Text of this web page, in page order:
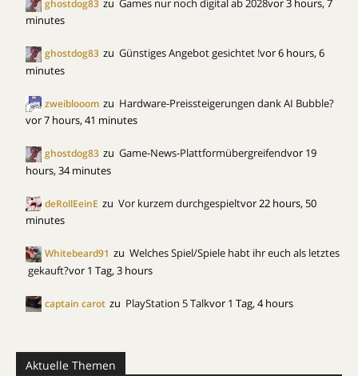
ghostdog83 zu Games nur noch digital ab 2028vor 3 hours, 7
minutes
ghostdog83 zu Günstiges Angebot gesichtet !vor 6 hours, 6
minutes
zweiblooom zu Hardware-Preissteigerungen dank AI Bubble?
vor 7 hours, 41 minutes
ghostdog83 zu Game-News-Plattformübergreifendvor 19
hours, 34 minutes
deRollEeinE zu Vor kurzem durchgespieltvor 22 hours, 50
minutes
Whitebeard91 zu Welches Spiel/Spiele habt ihr euch als letztes
gekauft?vor 1 Tag, 3 hours
captain carot zu PlayStation 5 Talkvor 1 Tag, 4 hours
Aktuelle Themen